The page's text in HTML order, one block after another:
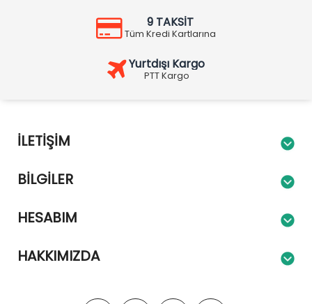
9 TAKSİT
Tüm Kredi Kartlarına
Yurtdışı Kargo
PTT Kargo
İLETIŞIM
BILGILER
HESABIM
HAKKIMIZDA